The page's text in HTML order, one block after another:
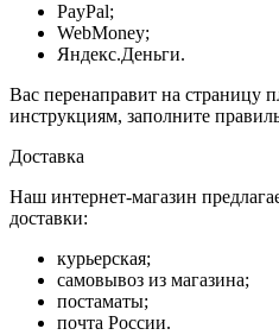
PayPal;
WebMoney;
Яндекс.Деньги.
Вас перенаправит на страницу
инструкциям, заполните
Доставка
Наш интернет-магазин
доставки:
курьерская;
самовывоз из магазина;
постаматы;
почта России.